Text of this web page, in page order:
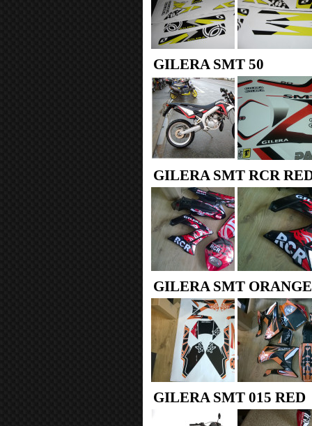
GILERA SMT 50
GILERA SMT RCR
GILERA SMT ORANGE
GILERA SMT 015 RED